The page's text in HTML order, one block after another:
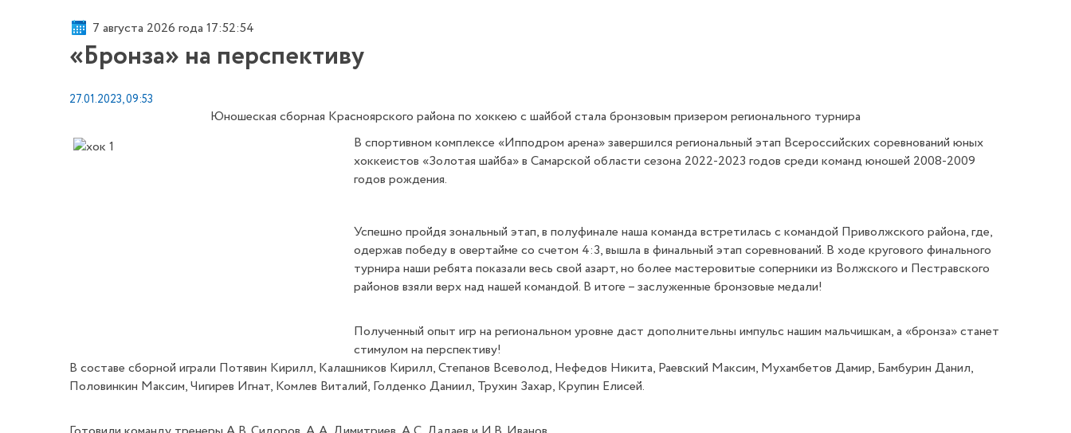
7 августа 2026 года 17:52:54
«Бронза» на перспективу
27.01.2023, 09:53
Юношеская сборная Красноярского района по хоккею с шайбой стала бронзовым призером регионального турнира
В спортивном комплексе «Ипподром арена» завершился региональный этап Всероссийских соревнований юных
хоккеистов «Золотая шайба» в Самарской области сезона 2022-2023 годов среди команд юношей 2008-2009
годов рождения.
Успешно пройдя зональный этап, в полуфинале наша команда встретилась с командой Приволжского района, где,
одержав победу в овертайме со счетом 4:3, вышла в финальный этап соревнований. В ходе кругового финального
турнира наши ребята показали весь свой азарт, но более мастеровитые соперники из Волжского и Пестравского
районов взяли верх над нашей командой. В итоге – заслуженные бронзовые медали!
Полученный опыт игр на региональном уровне даст дополнительны импульс нашим мальчишкам, а «бронза» станет
стимулом на перспективу!
В составе сборной играли Потявин Кирилл, Калашников Кирилл, Степанов Всеволод, Нефедов Никита, Раевский Максим, Мухамбетов Дамир, Бамбурин Данил,
Половинкин Максим, Чигирев Игнат, Комлев Виталий, Голденко Даниил, Трухин Захар, Крупин Елисей.